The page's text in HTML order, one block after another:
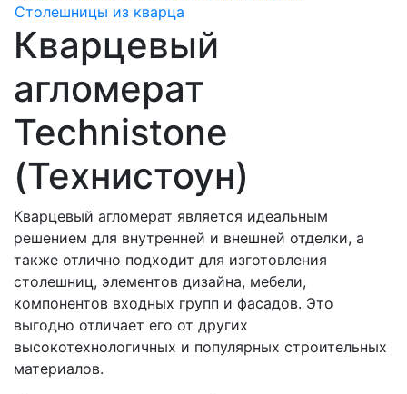
Столешницы из кварца
Кварцевый
агломерат
Technistone
(Технистоун)
Кварцевый агломерат является идеальным
решением для внутренней и внешней отделки, а
также отлично подходит для изготовления
столешниц, элементов дизайна, мебели,
компонентов входных групп и фасадов. Это
выгодно отличает его от других
высокотехнологичных и популярных строительных
материалов.